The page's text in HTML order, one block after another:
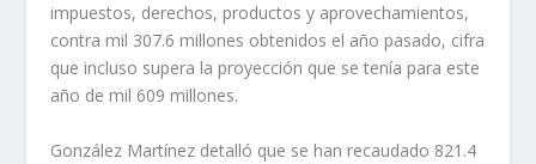
impuestos, derechos, productos y aprovechamientos,
contra mil 307.6 millones obtenidos el año pasado, cifra
que incluso supera la proyección que se tenía para este
año de mil 609 millones.
González Martínez detalló que se han recaudado 821.4